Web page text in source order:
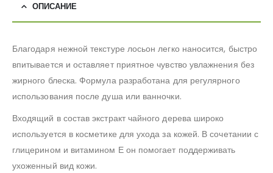
ОПИСАНИЕ
Благодаря нежной текстуре лосьон легко наносится, быстро
впитывается и оставляет приятное чувство увлажнения без
жирного блеска. Формула разработана для регулярного
использования после душа или ванночки.
Входящий в состав экстракт чайного дерева широко
используется в косметике для ухода за кожей. В сочетании с
глицерином и витамином Е он помогает поддерживать
ухоженный вид кожи.